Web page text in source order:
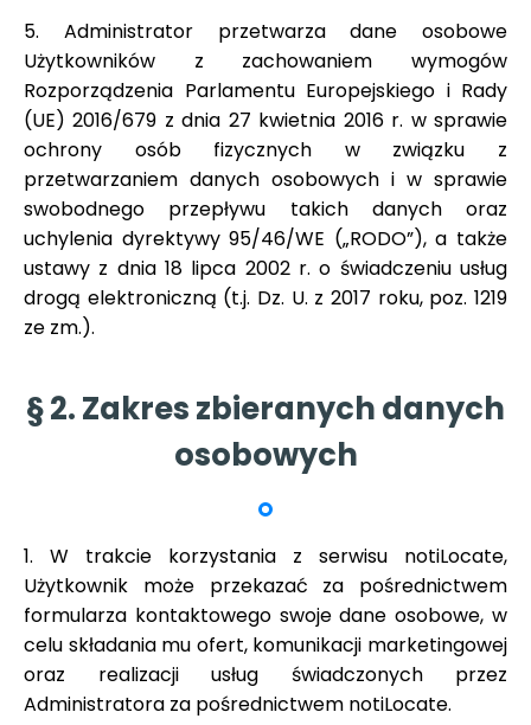
5. Administrator przetwarza dane osobowe
Użytkowników z zachowaniem wymogów
Rozporządzenia Parlamentu Europejskiego i Rady
(UE) 2016/679 z dnia 27 kwietnia 2016 r. w sprawie
ochrony osób fizycznych w związku z
przetwarzaniem danych osobowych i w sprawie
swobodnego przepływu takich danych oraz
uchylenia dyrektywy 95/46/WE („RODO”), a także
ustawy z dnia 18 lipca 2002 r. o świadczeniu usług
drogą elektroniczną (t.j. Dz. U. z 2017 roku, poz. 1219
ze zm.).
§ 2. Zakres zbieranych danych
osobowych
1. W trakcie korzystania z serwisu notiLocate,
Użytkownik może przekazać za pośrednictwem
formularza kontaktowego swoje dane osobowe, w
celu składania mu ofert, komunikacji marketingowej
oraz realizacji usług świadczonych przez
Administratora za pośrednictwem notiLocate.